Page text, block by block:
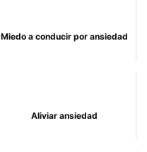
Miedo a conducir por ansiedad
Aliviar ansiedad